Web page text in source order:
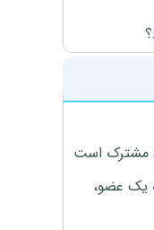
مشترک است
یک عضو،